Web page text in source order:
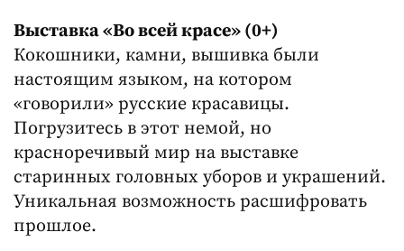
Выставка «Во всей красе» (0+)
Кокошники, камни, вышивка были
настоящим языком, на котором
«говорили» русские красавицы.
Погрузитесь в этот немой, но
красноречивый мир на выставке
старинных головных уборов и украшений.
Уникальная возможность расшифровать
прошлое.